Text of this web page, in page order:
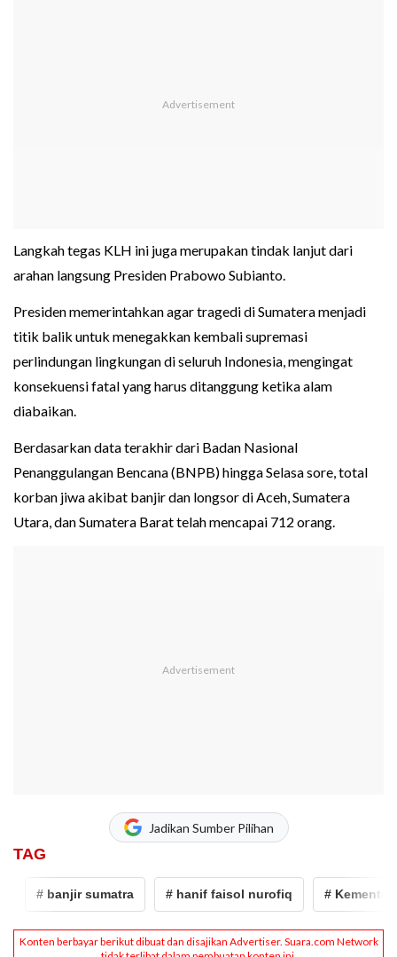
Langkah tegas KLH ini juga merupakan tindak lanjut dari
arahan langsung Presiden Prabowo Subianto.
Presiden memerintahkan agar tragedi di Sumatera menjadi
titik balik untuk menegakkan kembali supremasi
perlindungan lingkungan di seluruh Indonesia, mengingat
konsekuensi fatal yang harus ditanggung ketika alam
diabaikan.
Berdasarkan data terakhir dari Badan Nasional
Penanggulangan Bencana (BNPB) hingga Selasa sore, total
korban jiwa akibat banjir dan longsor di Aceh, Sumatera
Utara, dan Sumatera Barat telah mencapai 712 orang.
Jadikan Sumber Pilihan
TAG
# banjir sumatra # hanif faisol nurofiq #